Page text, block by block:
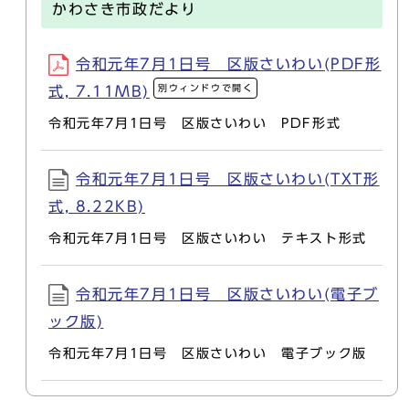
かわさき市政だより
令和元年7月1日号 区版さいわい(PDF形
式, 7.11MB)
別ウィンドウで開く
令和元年7月1日号 区版さいわい PDF形式
令和元年7月1日号 区版さいわい(TXT形
式, 8.22KB)
令和元年7月1日号 区版さいわい テキスト形式
令和元年7月1日号 区版さいわい(電子ブ
ック版)
令和元年7月1日号 区版さいわい 電子ブック版